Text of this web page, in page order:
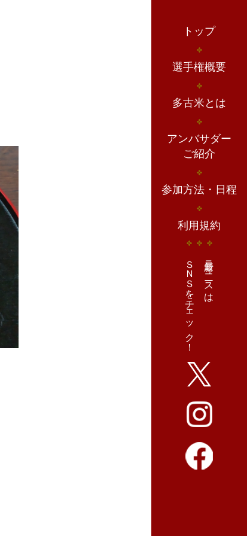
トップ
選手権概要
多古米とは
アンバサダー
ご紹介
参加方法・日程
利用規約
最新ニュースは
ＳＮＳをチェック！